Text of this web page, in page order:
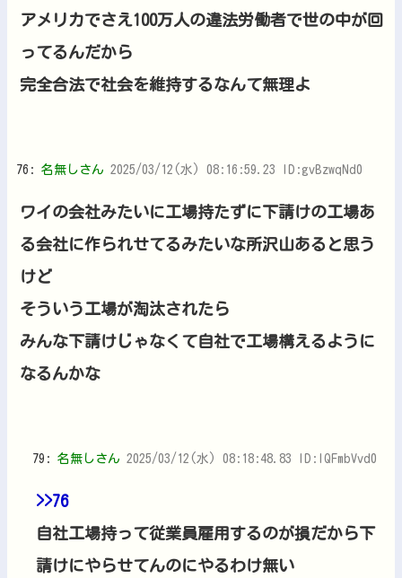
アメリカでさえ100万人の違法労働者で世の中が回
ってるんだから
完全合法で社会を維持するなんて無理よ
76: 名無しさん 2025/03/12(水) 08:16:59.23 ID:gvBzwqNd0
ワイの会社みたいに工場持たずに下請けの工場あ
る会社に作られせてるみたいな所沢山あると思う
けど
そういう工場が淘汰されたら
みんな下請けじゃなくて自社で工場構えるように
なるんかな
79: 名無しさん 2025/03/12(水) 08:18:48.83 ID:IQFmbVvd0
>>76
自社工場持って従業員雇用するのが損だから下
請けにやらせてんのにやるわけ無い